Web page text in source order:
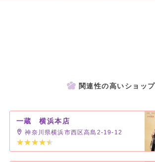
関連性の高いショップ
一蔵 横浜本店
神奈川県横浜市西区高島2-19-12